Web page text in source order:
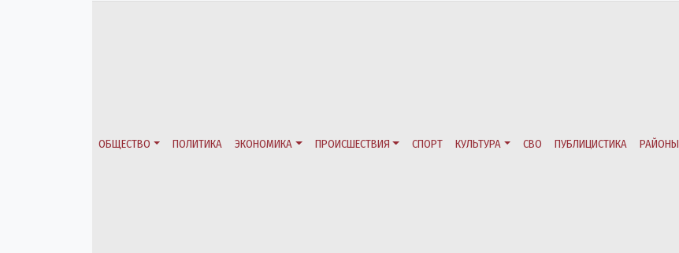
ОБЩЕСТВО ПОЛИТИКА ЭКОНОМИКА ПРОИСШЕСТВИЯ СПОРТ КУЛЬТУРА СВО ПУБЛИЦИСТИКА РАЙОНЫ